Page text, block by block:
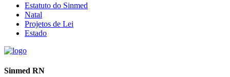
Estatuto do Sinmed
Natal
Projetos de Lei
Estado
Sinmed RN